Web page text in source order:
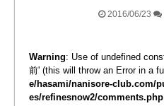
2016/06/23
Warning: Use of undefined
前' (this will throw an Error in a
e/hasami/nanisore-club.com/
es/refinesnow2/comments.php